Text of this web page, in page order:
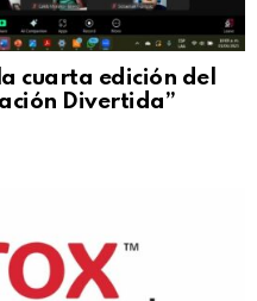
cuarta edición del
Divertida”